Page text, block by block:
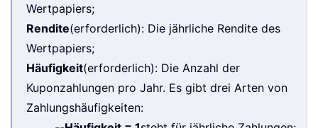
Wertpapiers;
Rendite(erforderlich): Die jährliche Rendite des
Wertpapiers;
Häufigkeit(erforderlich): Die Anzahl der
Kuponzahlungen pro Jahr. Es gibt drei Arten von
Zahlungshäufigkeiten: